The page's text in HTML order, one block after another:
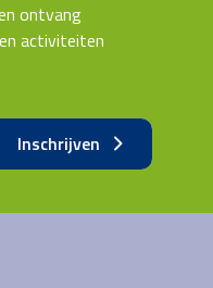
ontvang
activiteiten
Inschrijven